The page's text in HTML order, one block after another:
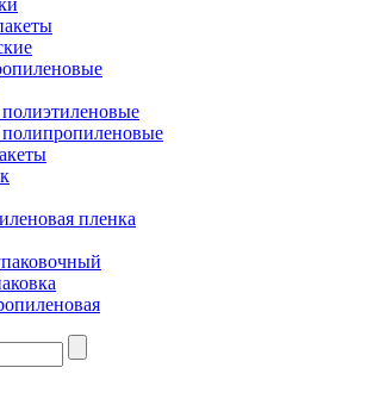
пленка